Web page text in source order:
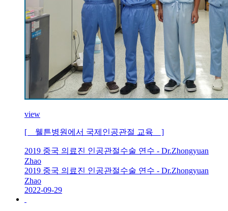
view
[ 웰튼병원에서 국제인공관절 교육 ]
2019 중국 의료진 인공관절수술 연수 - Dr.Zhongyuan
Zhao
2019 중국 의료진 인공관절수술 연수 - Dr.Zhongyuan
Zhao
2022-09-29